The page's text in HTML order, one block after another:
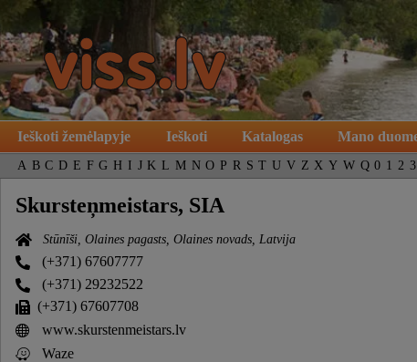
Ieškoti žemėlapyje Ieškoti Katalogas Mano
A B C D E F G H I J K L M N O P R S T U V Z X Y W Q 0 1 2 3
Skursteņmeistars, SIA
Stūnīši, Olaines pagasts, Olaines novads, Latvija
(+371) 67607777
(+371) 29232522
(+371) 67607708
www.skurstenmeistars.lv
Waze